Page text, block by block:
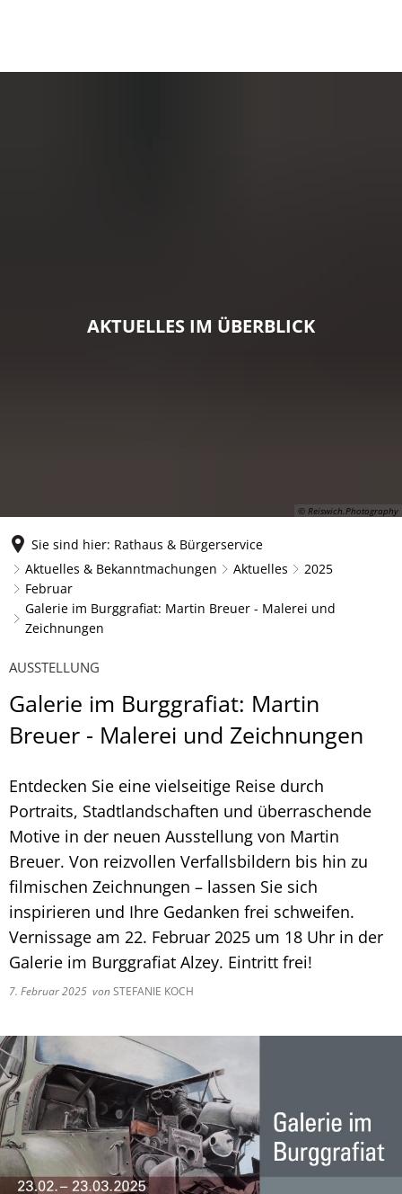
© Reiswich.Photography
AKTUELLES IM ÜBERBLICK
Sie sind hier: Rathaus & Bürgerservice
Aktuelles & Bekanntmachungen
Aktuelles
2025
Februar
Galerie im Burggrafiat: Martin Breuer - Malerei und
Zeichnungen
AUSSTELLUNG
Galerie im Burggrafiat: Martin
Breuer - Malerei und Zeichnungen
Entdecken Sie eine vielseitige Reise durch
Portraits, Stadtlandschaften und überraschende
Motive in der neuen Ausstellung von Martin
Breuer. Von reizvollen Verfallsbildern bis hin zu
filmischen Zeichnungen – lassen Sie sich
inspirieren und Ihre Gedanken frei schweifen.
Vernissage am 22. Februar 2025 um 18 Uhr in der
Galerie im Burggrafiat Alzey. Eintritt frei!
7. Februar 2025 vonSTEFANIE KOCH